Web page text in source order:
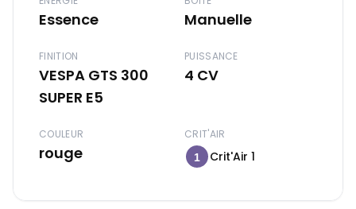
Essence Manuelle
FINITION
VESPA GTS 300
SUPER E5
PUISSANCE
4 CV
COULEUR
rouge
CRIT'AIR
1 Crit'Air 1